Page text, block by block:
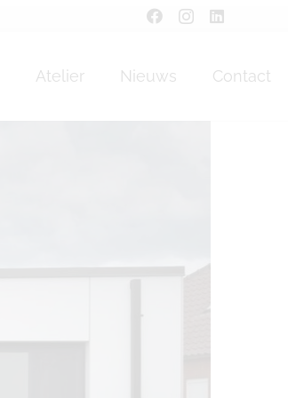
Atelier Nieuws Contact